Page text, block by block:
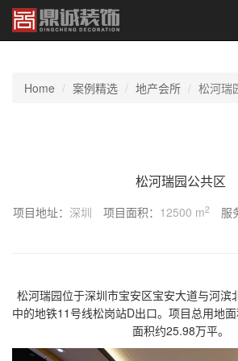
Home 案例精选 地产会所 松河瑞
松河瑞园公共区
项目地址： 深圳 项目面积： 12500 m2 服
松河瑞园位于深圳市宝安区宝安大道与河滨
中的地铁11号线松岗站D出口。项目总用地
面积约25.98万平。